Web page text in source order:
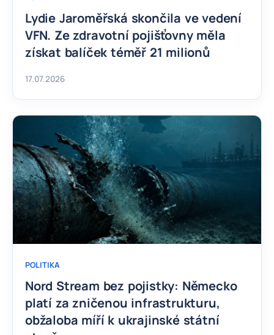
Lydie Jaroměřská skončila ve vedení
VFN. Ze zdravotní pojišťovny měla
získat balíček téměř 21 milionů
17.07.2026
POLITIKA
Nord Stream bez pojistky: Německo
platí za zničenou infrastrukturu,
obžaloba míří k ukrajinské státní